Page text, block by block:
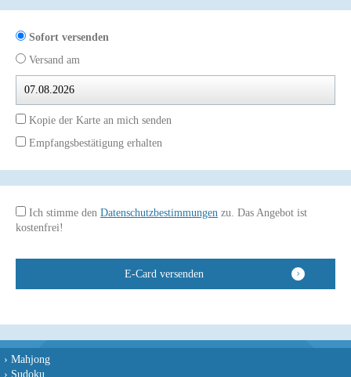
Sofort versenden
Versand am
Kopie der Karte an mich senden
Empfangsbestätigung erhalten
Ich stimme den Datenschutzbestimmungen zu. Das Angebot ist
kostenfrei!
› Mahjong
› Sudoku